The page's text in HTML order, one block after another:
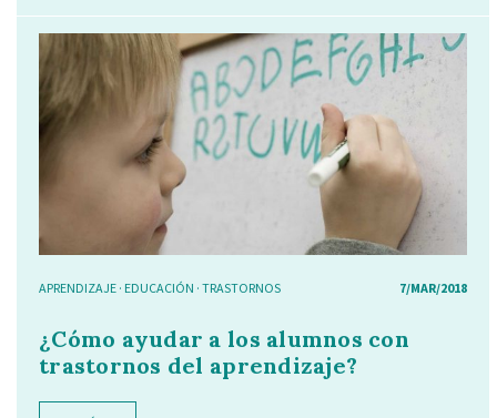
APRENDIZAJE · EDUCACIÓN · TRASTORNOS 7/MAR/2018
¿Cómo ayudar a los alumnos con
trastornos del aprendizaje?